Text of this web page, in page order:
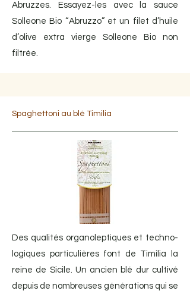
Abruzzes. Essayez-les avec la sauce
Solleone Bio “Abruzzo” et un filet d’huile
d’olive extra vierge Solleone Bio non
filtrée.
Spaghettoni au blé Timilia
Des qualités organoleptiques et techno-
logiques particulières font de Timilia la
reine de Sicile. Un ancien blé dur cultivé
depuis de nombreuses générations qui se